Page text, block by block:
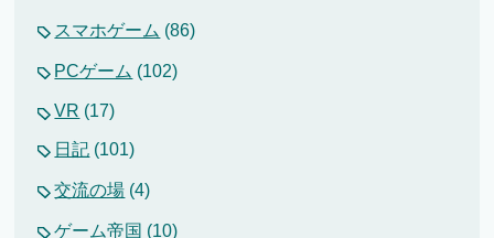
スマホゲーム (86)
PCゲーム (102)
VR (17)
日記 (101)
交流の場 (4)
ゲーム帝国 (10)